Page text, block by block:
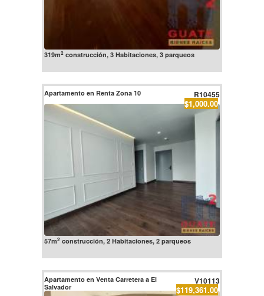
319m2construcción, 3 Habitaciones, 3 parqueos
Apartamento en Renta Zona 10 R10455
$1,000.00
57m2construcción, 2 Habitaciones, 2 parqueos
Apartamento en Venta Carretera a El
Salvador
V10113
$119,361.00